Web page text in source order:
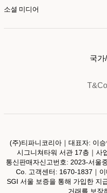
소셜 미디어
국
(주)티파니코리아｜대표자: 이
시그니쳐타워 서관 17층｜사
통신판매자신고번호: 2023-서울
Co. 고객센터: 1670-1837｜
SGI 서울 보증을 통해 가입한 지
거래를 보장